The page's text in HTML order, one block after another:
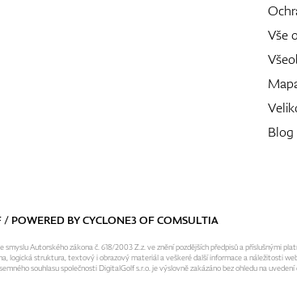
Vše
Blog
POWERED BYCYCLONE3OFCOMSULTIA
Autorského zákona č. 618/2003 Z.z. ve znění pozdějších předpisů a příslušnými
logická struktura, textový i obrazový materiál a veškeré další informace a náležitosti
souhlasu společnosti DigitalGolf s.r.o. je výslovně zakázáno bez ohledu na uvedení